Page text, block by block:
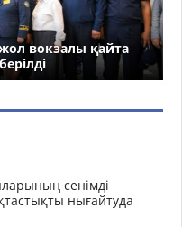
вокзалы қайта
сенімді
нығайтуда